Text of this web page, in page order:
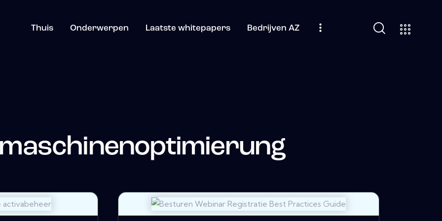
Thuis Onderwerpen Laatste whitepapers Bedrijven AZ